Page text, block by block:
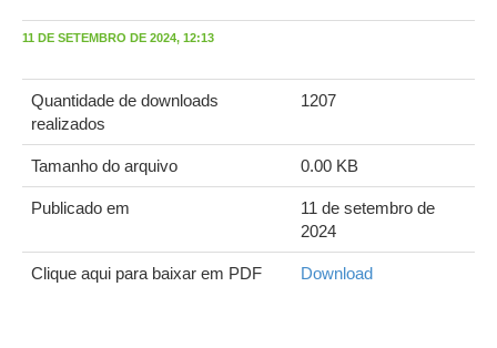
11 DE SETEMBRO DE 2024, 12:13
Quantidade de downloads
realizados
1207
Tamanho do arquivo 0.00 KB
Publicado em
11 de setembro de
2024
Clique aqui para baixar em PDF Download